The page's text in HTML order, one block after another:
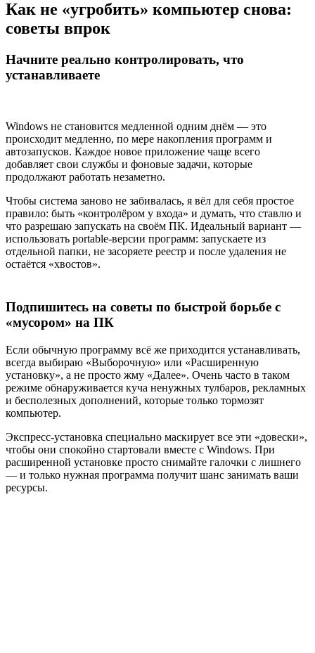
Как не «угробить» компьютер снова:
советы впрок
Начните реально контролировать, что
устанавливаете
Windows не становится медленной одним днём — это
происходит медленно, по мере накопления программ и
автозапусков. Каждое новое приложение чаще всего
добавляет свои службы и фоновые задачи, которые
продолжают работать незаметно.
Чтобы система заново не забивалась, я вёл для себя простое
правило: быть «контролёром у входа» и думать, что ставлю и
что разрешаю запускать на своём ПК. Идеальный вариант —
использовать portable-версии программ: запускаете из
отдельной папки, не засоряете реестр и после удаления не
остаётся «хвостов».
Подпишитесь на советы по быстрой борьбе с
«мусором» на ПК
Если обычную программу всё же приходится устанавливать,
всегда выбираю «Выборочную» или «Расширенную
установку», а не просто жму «Далее». Очень часто в таком
режиме обнаруживается куча ненужных тулбаров, рекламных
и бесполезных дополнений, которые только тормозят
компьютер.
Экспресс-установка специально маскирует все эти «довески»,
чтобы они спокойно стартовали вместе с Windows. При
расширенной установке просто снимайте галочки с лишнего
— и только нужная программа получит шанс занимать ваши
ресурсы.